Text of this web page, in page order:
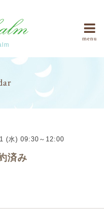
menu
(水) 09:30～12:00
済み